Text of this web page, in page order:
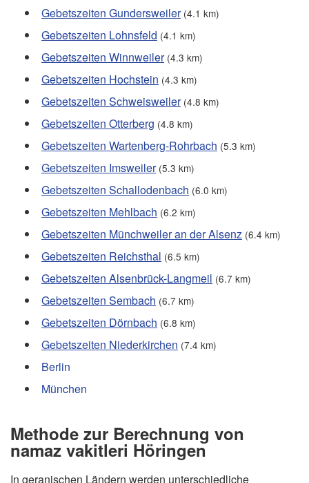
Gebetszeiten Gundersweiler (4.1 km)
Gebetszeiten Lohnsfeld (4.1 km)
Gebetszeiten Winnweiler (4.3 km)
Gebetszeiten Hochstein (4.3 km)
Gebetszeiten Schweisweiler (4.8 km)
Gebetszeiten Otterberg (4.8 km)
Gebetszeiten Wartenberg-Rohrbach (5.3 km)
Gebetszeiten Imsweiler (5.3 km)
Gebetszeiten Schallodenbach (6.0 km)
Gebetszeiten Mehlbach (6.2 km)
Gebetszeiten Münchweiler an der Alsenz (6.4 km)
Gebetszeiten Reichsthal (6.5 km)
Gebetszeiten Alsenbrück-Langmeil (6.7 km)
Gebetszeiten Sembach (6.7 km)
Gebetszeiten Dörnbach (6.8 km)
Gebetszeiten Niederkirchen (7.4 km)
Berlin
München
Methode zur Berechnung von
namaz vakitleri Höringen
In geranischen Ländern werden unterschiedliche